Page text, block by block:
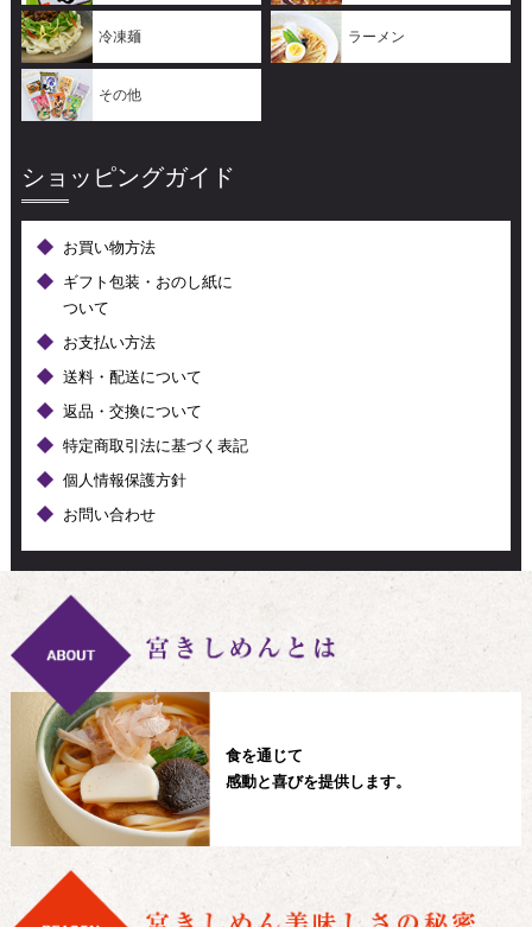
冷凍麺 ラーメン
その他
ショッピングガイド
お買い物方法
ギフト包装・おのし紙に
ついて
お支払い方法
送料・配送について
返品・交換について
特定商取引法に基づく表記
個人情報保護方針
お問い合わせ
食を通じて
感動と喜びを提供します。